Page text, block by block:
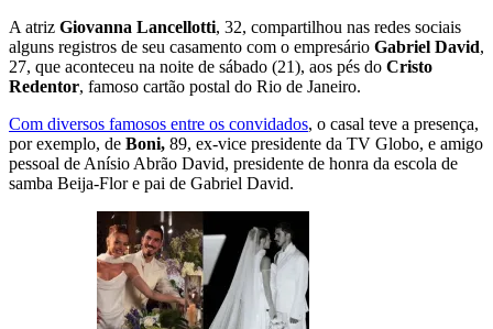
A atriz Giovanna Lancellotti, 32, compartilhou nas redes sociais
alguns registros de seu casamento com o empresário Gabriel David,
27, que aconteceu na noite de sábado (21), aos pés do Cristo
Redentor, famoso cartão postal do Rio de Janeiro.
Com diversos famosos entre os convidados, o casal teve a presença,
por exemplo, de Boni, 89, ex-vice presidente da TV Globo, e amigo
pessoal de Anísio Abrão David, presidente de honra da escola de
samba Beija-Flor e pai de Gabriel David.